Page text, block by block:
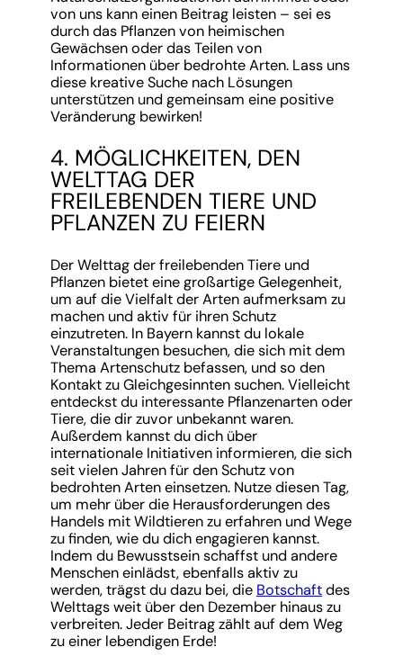
von uns kann einen Beitrag leisten – sei es
durch das Pflanzen von heimischen
Gewächsen oder das Teilen von
Informationen über bedrohte Arten. Lass uns
diese kreative Suche nach Lösungen
unterstützen und gemeinsam eine positive
Veränderung bewirken!
4. MÖGLICHKEITEN, DEN
WELTTAG DER
FREILEBENDEN TIERE UND
PFLANZEN ZU FEIERN
Der Welttag der freilebenden Tiere und
Pflanzen bietet eine großartige Gelegenheit,
um auf die Vielfalt der Arten aufmerksam zu
machen und aktiv für ihren Schutz
einzutreten. In Bayern kannst du lokale
Veranstaltungen besuchen, die sich mit dem
Thema Artenschutz befassen, und so den
Kontakt zu Gleichgesinnten suchen. Vielleicht
entdeckst du interessante Pflanzenarten oder
Tiere, die dir zuvor unbekannt waren.
Außerdem kannst du dich über
internationale Initiativen informieren, die sich
seit vielen Jahren für den Schutz von
bedrohten Arten einsetzen. Nutze diesen Tag,
um mehr über die Herausforderungen des
Handels mit Wildtieren zu erfahren und Wege
zu finden, wie du dich engagieren kannst.
Indem du Bewusstsein schaffst und andere
Menschen einlädst, ebenfalls aktiv zu
werden, trägst du dazu bei, die Botschaftdes
Welttags weit über den Dezember hinaus zu
verbreiten. Jeder Beitrag zählt auf dem Weg
zu einer lebendigen Erde!